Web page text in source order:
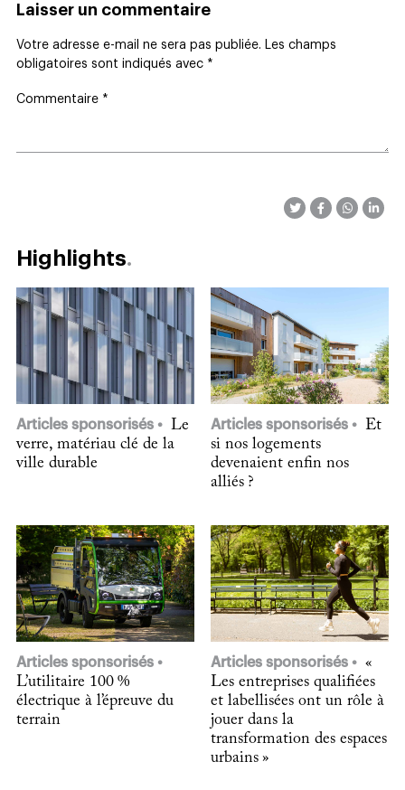
Laisser un commentaire
Votre adresse e-mail ne sera pas publiée.
Les champs
obligatoires sont indiqués avec *
Commentaire *
Highlights
Articles sponsorisés
Le
verre, matériau clé de la
ville durable
Articles sponsorisés
Et
si nos logements
devenaient enfin nos
alliés ?
Articles sponsorisés
L’utilitaire 100 %
électrique à l’épreuve du
terrain
Articles sponsorisés
«
Les entreprises qualifiées
et labellisées ont un rôle à
jouer dans la
transformation des espaces
urbains »